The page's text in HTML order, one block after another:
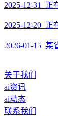
2025-12-31 正
2025-12-20 正
2026-01-15 某
关于我们
ai资讯
ai动态
联系我们